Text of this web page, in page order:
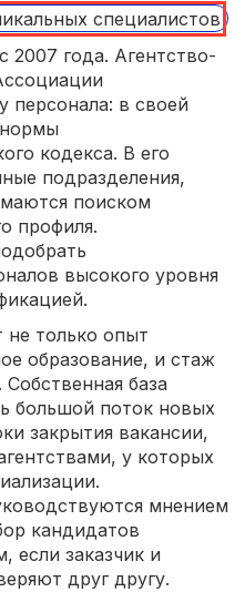
2007 года. Агентство-
персонала: в своей
кодекса. В его
подразделения,
поиском
профиля.
высокого уровня
не только опыт
образование, и стаж
база
большой поток новых
закрытия вакансии,
у которых
мнением
кандидатов
если заказчик и
друг другу.